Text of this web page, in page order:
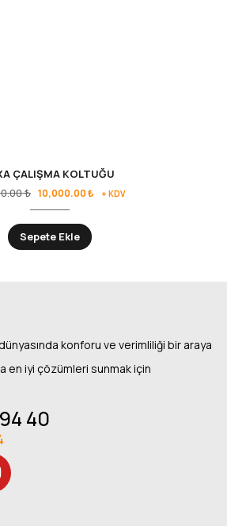
ÇALIŞMA KOLTUĞU
₺ 10,000.00₺ + KDV
Sepete Ekle
konforu ve verimliliği bir araya
en iyi çözümleri sunmak için
40